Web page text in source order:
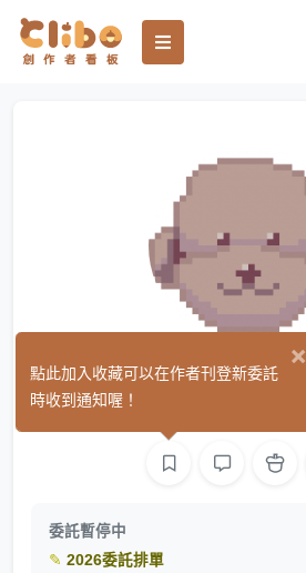
Tawa (22)
委託暫停中
✎ 2026委託排單
×
點此加入收藏可以在作者刊登新委託
時收到通知喔！